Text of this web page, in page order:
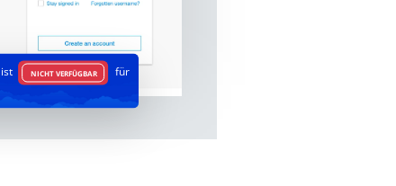
ist NICHT VERFÜGBAR
für